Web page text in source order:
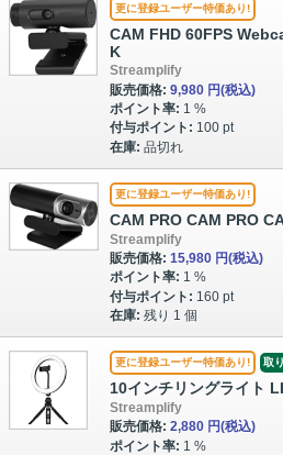
更に登録ユーザー特価あり!
CAM FHD 60FPS
K
Streamplify
販売価格: 9,980 円(税込)
ポイント率: 1 %
付与ポイント: 100 pt
在庫: 品切れ
更に登録ユーザー特価あり!
CAM PRO CAM PRO
Streamplify
販売価格: 15,980 円(税込)
ポイント率: 1 %
付与ポイント: 160 pt
在庫: 残り 1 個
更に登録ユーザー特価あり! 取
10インチリングライト
Streamplify
販売価格: 2,880 円(税込)
ポイント率: 1 %